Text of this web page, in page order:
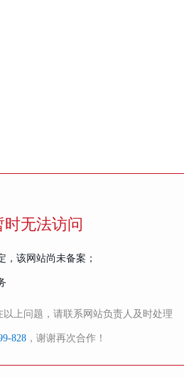
无法访问
，该网站尚未备案；
上问题，请联系网站负责人及时处理
828 ，谢谢再次合作！